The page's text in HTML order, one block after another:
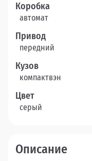
Коробка
автомат
Привод
передний
Кузов
компактвэн
Цвет
серый
Описание